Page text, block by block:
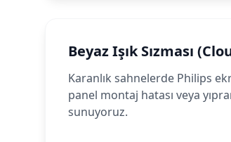
Beyaz Işık Sızması
Karanlık sahnelerde Philips
panel montaj hatası veya
sunuyoruz.